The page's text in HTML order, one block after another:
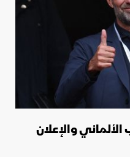
والإعلان